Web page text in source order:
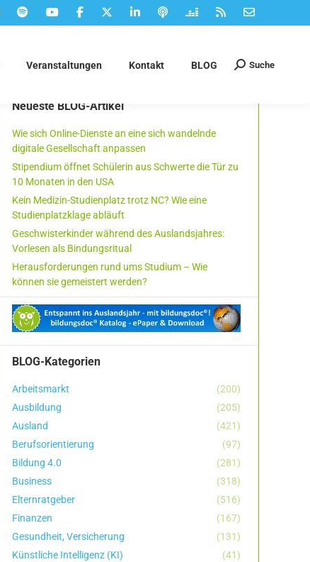
Veranstaltungen Kontakt BLOG Suchen:
Suche
Neueste BLOG-Artikel
Wie sich Online-Dienste an eine sich wandelnde
digitale Gesellschaft anpassen
Stipendium öffnet Schülerin aus Schwerte die Tür zu
10 Monaten in den USA
Kein Medizin-Studienplatz trotz NC? Wie eine
Studienplatzklage abläuft
Geschwisterkinder während des Auslandsjahres:
Vorlesen als Bindungsritual
Herausforderungen rund ums Studium – Wie
können sie gemeistert werden?
BLOG-Kategorien
Arbeitsmarkt
(200)
Ausbildung
(205)
Ausland
(421)
Berufsorientierung
(97)
Bildung 4.0
(281)
Business
(318)
Elternratgeber
(516)
Finanzen
(167)
Gesundheit, Versicherung
(131)
Künstliche Intelligenz (KI)
(41)